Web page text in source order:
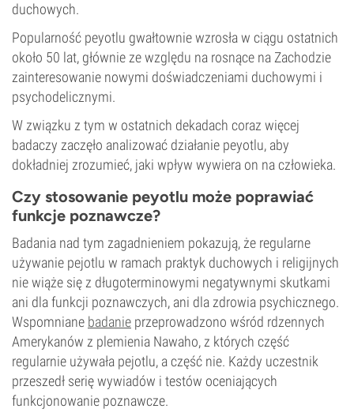
duchowych.
Popularność peyotlu gwałtownie wzrosła w ciągu ostatnich
około 50 lat, głównie ze względu na rosnące na Zachodzie
zainteresowanie nowymi doświadczeniami duchowymi i
psychodelicznymi.
W związku z tym w ostatnich dekadach coraz więcej
badaczy zaczęło analizować działanie peyotlu, aby
dokładniej zrozumieć, jaki wpływ wywiera on na człowieka.
Czy stosowanie peyotlu może poprawiać
funkcje poznawcze?
Badania nad tym zagadnieniem pokazują, że regularne
używanie pejotlu w ramach praktyk duchowych i religijnych
nie wiąże się z długoterminowymi negatywnymi skutkami
ani dla funkcji poznawczych, ani dla zdrowia psychicznego.
Wspomniane badanie przeprowadzono wśród rdzennych
Amerykanów z plemienia Nawaho, z których część
regularnie używała pejotlu, a część nie. Każdy uczestnik
przeszedł serię wywiadów i testów oceniających
funkcjonowanie poznawcze.